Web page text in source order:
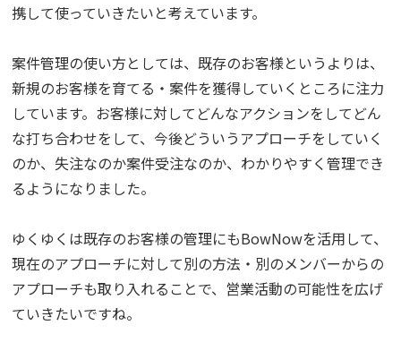
携して使っていきたいと考えています。
案件管理の使い方としては、既存のお客様というよりは、
新規のお客様を育てる・案件を獲得していくところに注力
しています。お客様に対してどんなアクションをしてどん
な打ち合わせをして、今後どういうアプローチをしていく
のか、失注なのか案件受注なのか、わかりやすく管理でき
るようになりました。
ゆくゆくは既存のお客様の管理にもBowNowを活用して、
現在のアプローチに対して別の方法・別のメンバーからの
アプローチも取り入れることで、営業活動の可能性を広げ
ていきたいですね。